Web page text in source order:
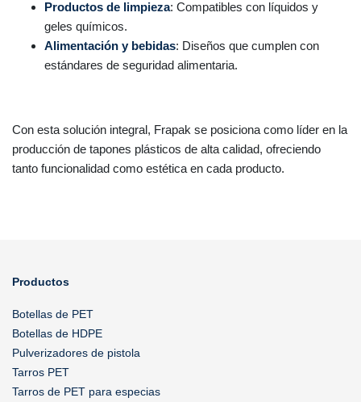
Productos de limpieza: Compatibles con líquidos y
geles químicos.
Alimentación y bebidas: Diseños que cumplen con
estándares de seguridad alimentaria.
Con esta solución integral, Frapak se posiciona como líder en la
producción de tapones plásticos de alta calidad, ofreciendo
tanto funcionalidad como estética en cada producto.
Productos
Botellas de PET
Botellas de HDPE
Pulverizadores de pistola
Tarros PET
Tarros de PET para especias